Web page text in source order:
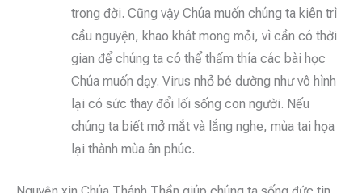
trong đời. Cũng vậy Chúa muốn chúng ta kiên trì
cầu nguyện, khao khát mong mỏi, vì cần có thời
gian để chúng ta có thể thấm thía các bài học
Chúa muốn dạy. Virus nhỏ bé dường như vô hình
lại có sức thay đổi lối sống con người. Nếu
chúng ta biết mở mắt và lắng nghe, mùa tai họa
lại thành mùa ân phúc.